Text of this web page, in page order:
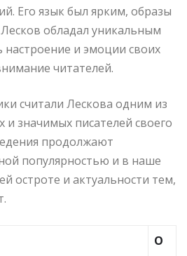
Его язык был ярким, образы
обладал уникальным
и эмоции своих
читателей.
считали Лескова одним из
и значимых писателей своего
продолжают
популярностью и в наше
остроте и актуальности тем,
О